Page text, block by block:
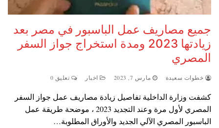
جميع مصاريف عمل الباسبور في مصر بعد
زيادتها 2023 ومدة استخراج جواز السفر
المصري
خطوات سعيدة مارس 7, 2023 اخبار تعليق 0
كشفت وزارة الداخلية تفاصيل زيادة مصاريف عمل جواز السفر
المصري لأول مرة وعند التجديد 2023 ، موضحة طريقة عمل
الباسبور المصري الآلي الجديد والأوراق المطلوبة…